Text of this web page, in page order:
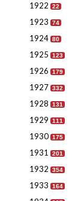
1922 22
1923 74
1924 80
1925 123
1926 179
1927 332
1928 131
1929 111
1930 175
1931 201
1932 354
1933 164